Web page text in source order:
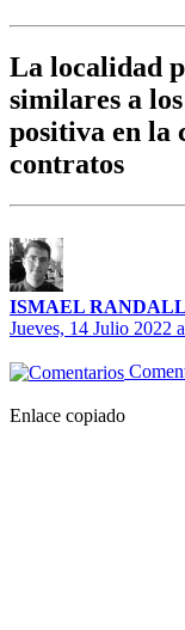
La localidad
similares a
positiva en la
contratos
ISMAEL RANDALL
Jueves, 14 Julio 2022
Enlace copiado